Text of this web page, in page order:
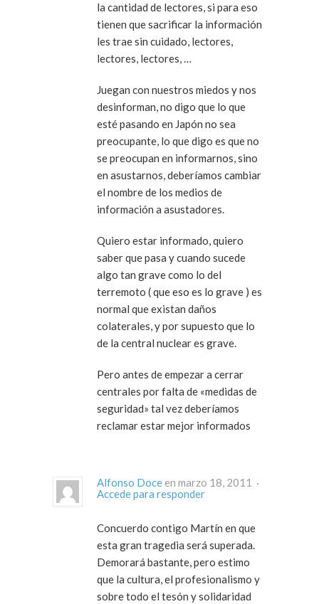
la cantidad de lectores, si para eso
tienen que sacrificar la información
les trae sin cuidado, lectores,
lectores, lectores, …
Juegan con nuestros miedos y nos
desinforman, no digo que lo que
esté pasando en Japón no sea
preocupante, lo que digo es que no
se preocupan en informarnos, sino
en asustarnos, deberíamos cambiar
el nombre de los medios de
información a asustadores.
Quiero estar informado, quiero
saber que pasa y cuando sucede
algo tan grave como lo del
terremoto ( que eso es lo grave ) es
normal que existan daños
colaterales, y por supuesto que lo
de la central nuclear es grave.
Pero antes de empezar a cerrar
centrales por falta de «medidas de
seguridad» tal vez deberíamos
reclamar estar mejor informados
Alfonso Doce
en marzo 18, 2011 ·
Accede para responder
Concuerdo contigo Martín en que
esta gran tragedia será superada.
Demorará bastante, pero estimo
que la cultura, el profesionalismo y
sobre todo el tesón y solidaridad